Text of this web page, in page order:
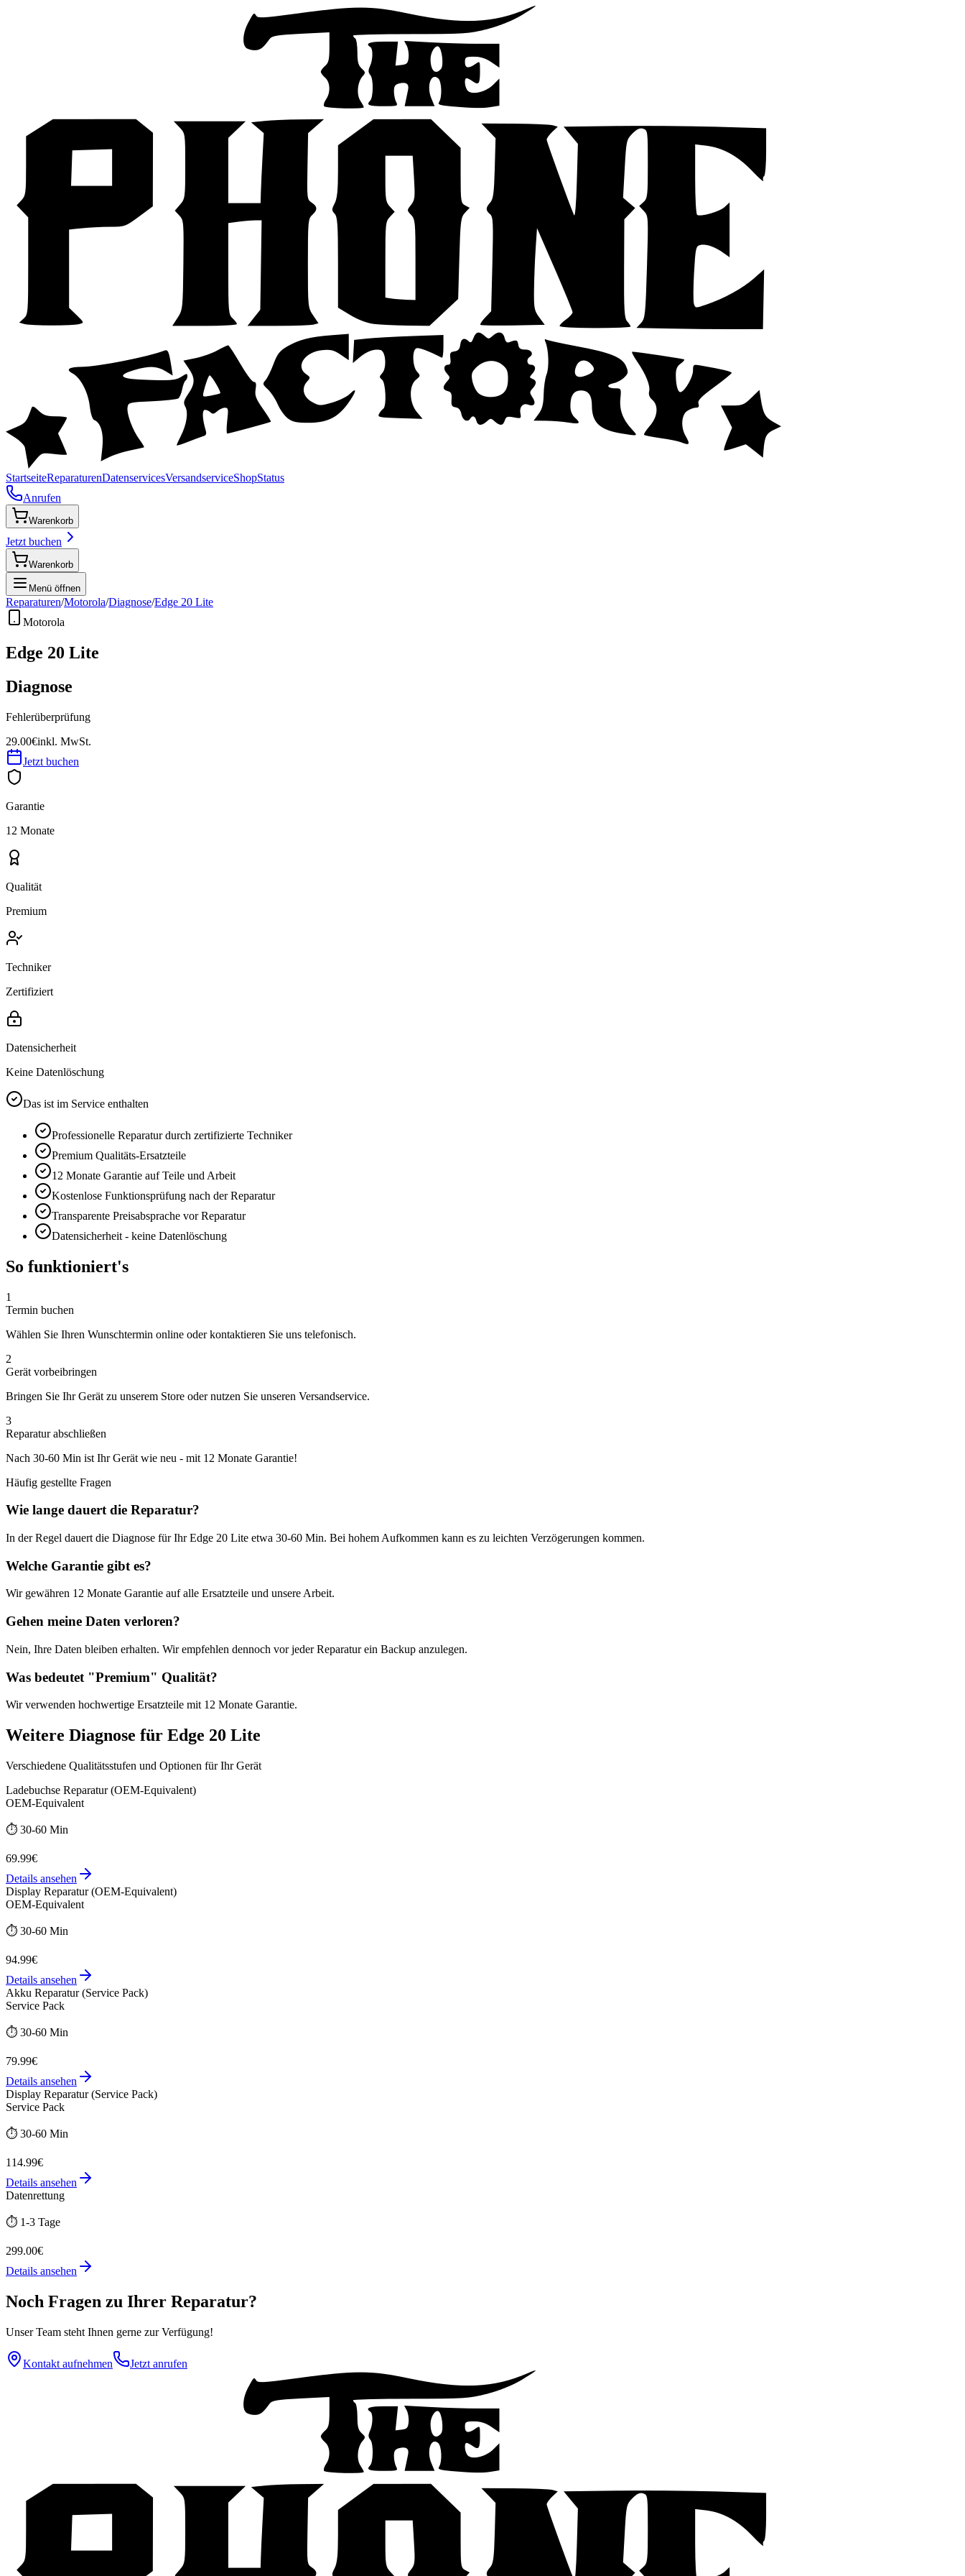
StartseiteReparaturenDatenservicesVersandserviceShopStatus
Anrufen
Warenkorb
Jetzt buchen
Warenkorb
Menü öffnen
Reparaturen/Motorola/Diagnose/Edge 20 Lite
Motorola
Edge 20 Lite
Diagnose
Fehlerüberprüfung
29.00€inkl. MwSt.
Jetzt buchen
Garantie
12 Monate
Qualität
Premium
Techniker
Zertifiziert
Datensicherheit
Keine Datenlöschung
Das ist im Service enthalten
Professionelle Reparatur durch zertifizierte Techniker
Premium Qualitäts-Ersatzteile
12 Monate Garantie auf Teile und Arbeit
Kostenlose Funktionsprüfung nach der Reparatur
Transparente Preisabsprache vor Reparatur
Datensicherheit - keine Datenlöschung
So funktioniert's
1
Termin buchen
Wählen Sie Ihren Wunschtermin online oder kontaktieren Sie uns telefonisch.
2
Gerät vorbeibringen
Bringen Sie Ihr Gerät zu unserem Store oder nutzen Sie unseren Versandservice.
3
Reparatur abschließen
Nach 30-60 Min ist Ihr Gerät wie neu - mit 12 Monate Garantie!
Häufig gestellte Fragen
Wie lange dauert die Reparatur?
In der Regel dauert die Diagnose für IhrEdge 20 Lite etwa 30-60 Min. Bei hohem Aufkommen kann es zu leichten Verzögerungen kommen.
Welche Garantie gibt es?
Wir gewähren 12 Monate Garantie auf alle Ersatzteile und unsere Arbeit.
Gehen meine Daten verloren?
Nein, Ihre Daten bleiben erhalten. Wir empfehlen dennoch vor jeder Reparatur ein Backup anzulegen.
Was bedeutet "Premium" Qualität?
Wir verwenden hochwertige Ersatzteile mit 12 Monate Garantie.
Weitere Diagnose für Edge 20 Lite
Verschiedene Qualitätsstufen und Optionen für Ihr Gerät
Ladebuchse Reparatur (OEM-Equivalent)
OEM-Equivalent
⏱️ 30-60 Min
69.99€
Details ansehen
Display Reparatur (OEM-Equivalent)
OEM-Equivalent
⏱️ 30-60 Min
94.99€
Details ansehen
Akku Reparatur (Service Pack)
Service Pack
⏱️ 30-60 Min
79.99€
Details ansehen
Display Reparatur (Service Pack)
Service Pack
⏱️ 30-60 Min
114.99€
Details ansehen
Datenrettung
⏱️ 1-3 Tage
299.00€
Details ansehen
Noch Fragen zu Ihrer Reparatur?
Unser Team steht Ihnen gerne zur Verfügung!
Kontakt aufnehmen Jetzt anrufen